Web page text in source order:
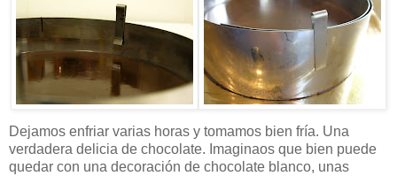
Dejamos enfriar varias horas y tomamos bien fría. Una
verdadera delicia de chocolate. Imaginaos que bien puede
quedar con una decoración de chocolate blanco, unas